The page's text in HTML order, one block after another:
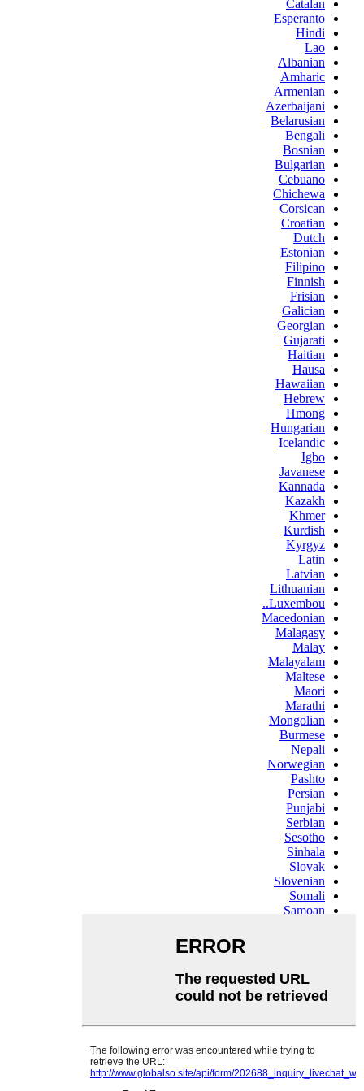
Catalan
Esperanto
Hindi
Lao
Albanian
Amharic
Armenian
Azerbaijani
Belarusian
Bengali
Bosnian
Bulgarian
Cebuano
Chichewa
Corsican
Croatian
Dutch
Estonian
Filipino
Finnish
Frisian
Galician
Georgian
Gujarati
Haitian
Hausa
Hawaiian
Hebrew
Hmong
Hungarian
Icelandic
Igbo
Javanese
Kannada
Kazakh
Khmer
Kurdish
Kyrgyz
Latin
Latvian
Lithuanian
Luxembou..
Macedonian
Malagasy
Malay
Malayalam
Maltese
Maori
Marathi
Mongolian
Burmese
Nepali
Norwegian
Pashto
Persian
Punjabi
Serbian
Sesotho
Sinhala
Slovak
Slovenian
Somali
Samoan
Swahili
Tajik
Telugu
Ukrainian
Urdu